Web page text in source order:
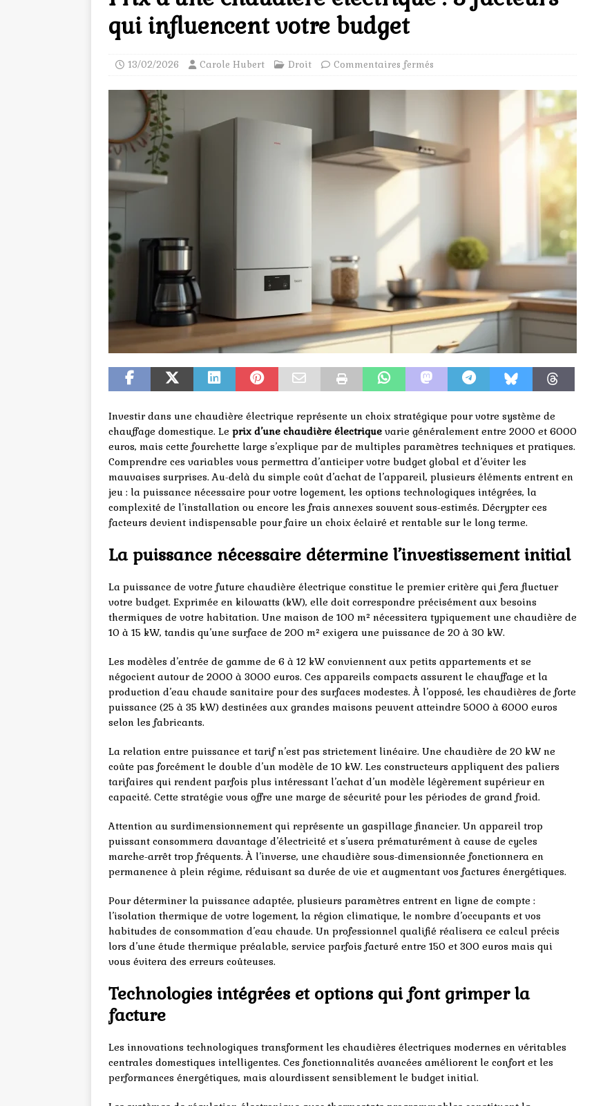
qui influencent votre budget
13/02/2026 Carole Hubert Droit Commentaires fermés
Investir dans une chaudière électrique représente un choix stratégique pour votre système de
chauffage domestique. Le prix d’une chaudière électrique varie généralement entre 2000 et 6000
euros, mais cette fourchette large s’explique par de multiples paramètres techniques et pratiques.
Comprendre ces variables vous permettra d’anticiper votre budget global et d’éviter les
mauvaises surprises. Au-delà du simple coût d’achat de l’appareil, plusieurs éléments entrent en
jeu : la puissance nécessaire pour votre logement, les options technologiques intégrées, la
complexité de l’installation ou encore les frais annexes souvent sous-estimés. Décrypter ces
facteurs devient indispensable pour faire un choix éclairé et rentable sur le long terme.
La puissance nécessaire détermine l’investissement initial
La puissance de votre future chaudière électrique constitue le premier critère qui fera fluctuer
votre budget. Exprimée en kilowatts (kW), elle doit correspondre précisément aux besoins
thermiques de votre habitation. Une maison de 100 m² nécessitera typiquement une chaudière de
10 à 15 kW, tandis qu’une surface de 200 m² exigera une puissance de 20 à 30 kW.
Les modèles d’entrée de gamme de 6 à 12 kW conviennent aux petits appartements et se
négocient autour de 2000 à 3000 euros. Ces appareils compacts assurent le chauffage et la
production d’eau chaude sanitaire pour des surfaces modestes. À l’opposé, les chaudières de forte
puissance (25 à 35 kW) destinées aux grandes maisons peuvent atteindre 5000 à 6000 euros
selon les fabricants.
La relation entre puissance et tarif n’est pas strictement linéaire. Une chaudière de 20 kW ne
coûte pas forcément le double d’un modèle de 10 kW. Les constructeurs appliquent des paliers
tarifaires qui rendent parfois plus intéressant l’achat d’un modèle légèrement supérieur en
capacité. Cette stratégie vous offre une marge de sécurité pour les périodes de grand froid.
Attention au surdimensionnement qui représente un gaspillage financier. Un appareil trop
puissant consommera davantage d’électricité et s’usera prématurément à cause de cycles
marche-arrêt trop fréquents. À l’inverse, une chaudière sous-dimensionnée fonctionnera en
permanence à plein régime, réduisant sa durée de vie et augmentant vos factures énergétiques.
Pour déterminer la puissance adaptée, plusieurs paramètres entrent en ligne de compte :
l’isolation thermique de votre logement, la région climatique, le nombre d’occupants et vos
habitudes de consommation d’eau chaude. Un professionnel qualifié réalisera ce calcul précis
lors d’une étude thermique préalable, service parfois facturé entre 150 et 300 euros mais qui
vous évitera des erreurs coûteuses.
Technologies intégrées et options qui font grimper la
facture
Les innovations technologiques transforment les chaudières électriques modernes en véritables
centrales domestiques intelligentes. Ces fonctionnalités avancées améliorent le confort et les
performances énergétiques, mais alourdissent sensiblement le budget initial.